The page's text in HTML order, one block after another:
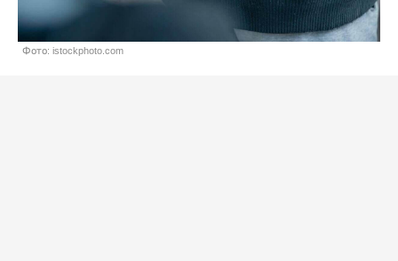
Фото: istockphoto.com